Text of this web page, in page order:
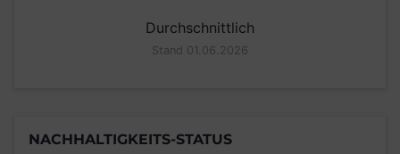
Durchschnittlich
Stand 01.06.2026
NACHHALTIGKEITS-STATUS